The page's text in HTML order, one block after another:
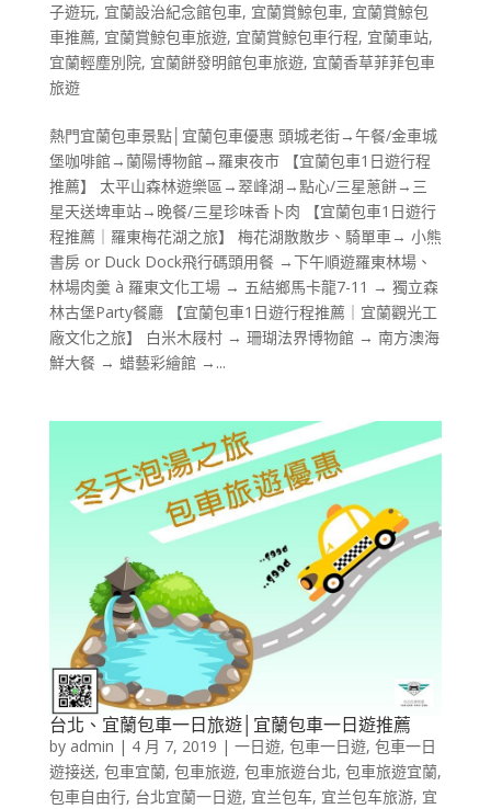
子遊玩, 宜蘭設治紀念館包車, 宜蘭賞鯨包車, 宜蘭賞鯨包
車推薦, 宜蘭賞鯨包車旅遊, 宜蘭賞鯨包車行程, 宜蘭車站,
宜蘭輕塵別院, 宜蘭餅發明館包車旅遊, 宜蘭香草菲菲包車
旅遊
熱門宜蘭包車景點│宜蘭包車優惠 頭城老街→午餐/金車城
堡咖啡館→蘭陽博物館→羅東夜市 【宜蘭包車1日遊行程
推薦】 太平山森林遊樂區→翠峰湖→點心/三星蔥餅→三
星天送埤車站→晚餐/三星珍味香卜肉 【宜蘭包車1日遊行
程推薦｜羅東梅花湖之旅】 梅花湖散散步、騎單車→ 小熊
書房 or Duck Dock飛行碼頭用餐 →下午順遊羅東林場、
林場肉羹 à 羅東文化工場 → 五結鄉馬卡龍7-11 → 獨立森
林古堡Party餐廳 【宜蘭包車1日遊行程推薦｜宜蘭觀光工
廠文化之旅】 白米木屐村 → 珊瑚法界博物館 → 南方澳海
鮮大餐 → 蜡藝彩繪館 →...
台北、宜蘭包車一日旅遊│宜蘭包車一日遊推薦
by admin | 4 月 7, 2019 | 一日遊, 包車一日遊, 包車一日
遊接送, 包車宜蘭, 包車旅遊, 包車旅遊台北, 包車旅遊宜蘭,
包車自由行, 台北宜蘭一日遊, 宜兰包车, 宜兰包车旅游, 宜